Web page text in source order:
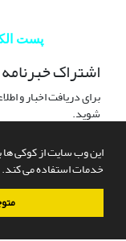
این وب سایت از کوکی ها
خدمات استفاده می کند.
پست
اشتراک خبرنامه
برای دریافت اخبار و
شوید.
سامانه مدیریت